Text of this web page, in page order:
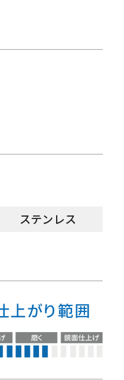
ステンレス
上がり範囲